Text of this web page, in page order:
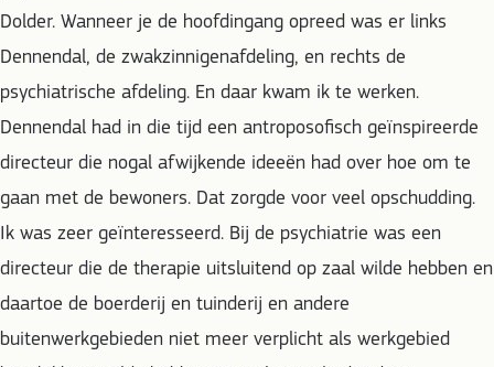
Dolder. Wanneer je de hoofdingang opreed was er links
Dennendal, de zwakzinnigenafdeling, en rechts de
psychiatrische afdeling. En daar kwam ik te werken.
Dennendal had in die tijd een antroposofisch geïnspireerde
directeur die nogal afwijkende ideeën had over hoe om te
gaan met de bewoners. Dat zorgde voor veel opschudding.
Ik was zeer geïnteresseerd. Bij de psychiatrie was een
directeur die de therapie uitsluitend op zaal wilde hebben en
daartoe de boerderij en tuinderij en andere
buitenwerkgebieden niet meer verplicht als werkgebied